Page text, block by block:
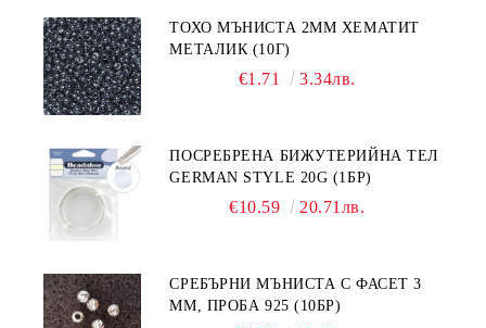
ТОХО МЪНИСТА 2ММ ХЕМАТИТ
МЕТАЛИК (10Г)
€1.71 3.34лв.
ПОСРЕБРЕНА БИЖУТЕРИЙНА ТЕЛ
GERMAN STYLE 20G (1БР)
€10.59 20.71лв.
СРЕБЪРНИ МЪНИСТА С ФАСЕТ 3
ММ, ПРОБА 925 (10БР)